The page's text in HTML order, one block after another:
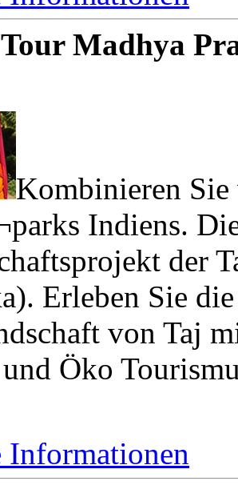
Madhya
Kombinieren Sie
Indiens.
der
Erleben Sie
von Taj
Öko
Informationen